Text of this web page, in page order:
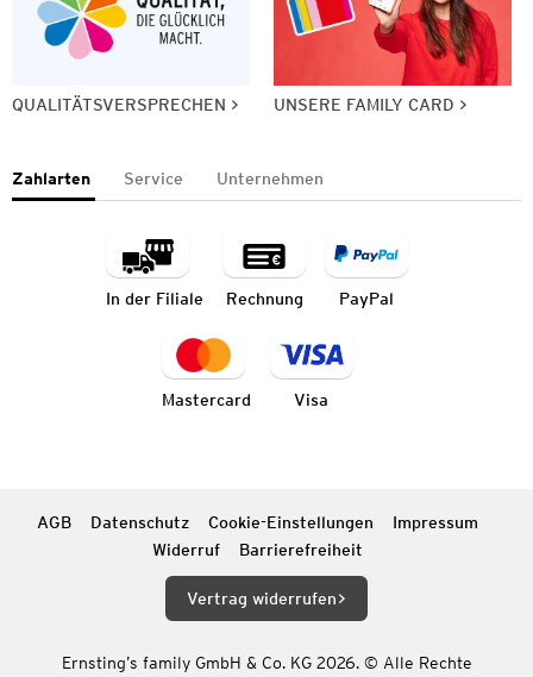
QUALITÄTSVERSPRECHEN UNSERE FAMILY CARD
Zahlarten Service Unternehmen
In der Filiale Rechnung PayPal
Mastercard Visa
AGB Datenschutz Cookie-Einstellungen
Impressum
Widerruf
Barrierefreiheit
Vertrag widerrufen
Ernsting’s family GmbH & Co. KG 2026. © Alle Rechte